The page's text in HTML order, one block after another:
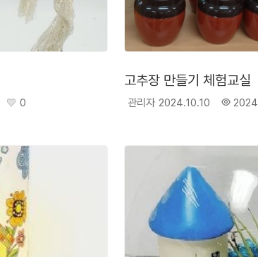
0
고추장 만들기 체험교실
관리자 2024.10.10 2024